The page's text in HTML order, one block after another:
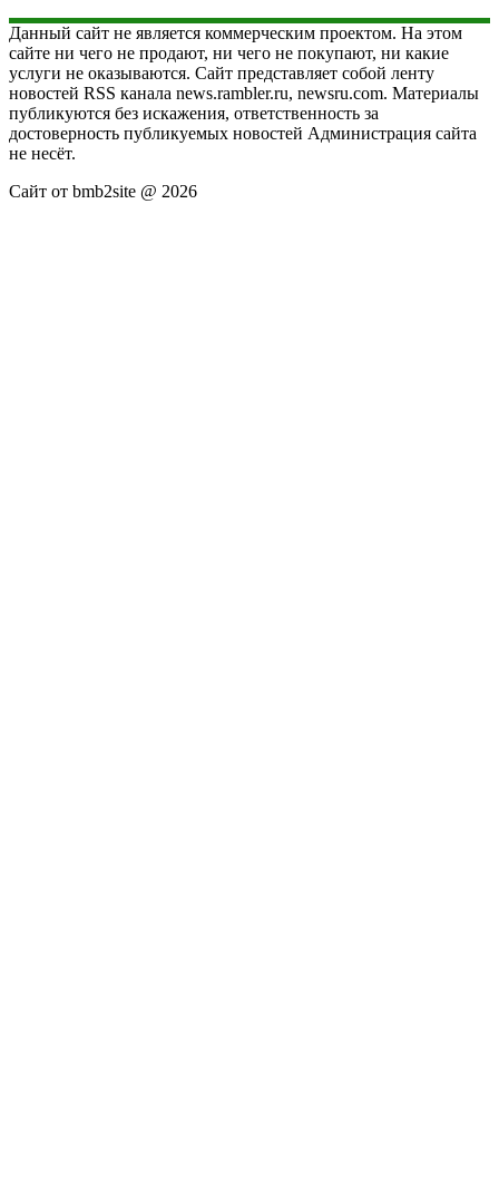
Данный сайт не является коммерческим проектом. На этом
сайте ни чего не продают, ни чего не покупают, ни какие
услуги не оказываются. Сайт представляет собой ленту
новостей RSS канала news.rambler.ru, newsru.com. Материалы
публикуются без искажения, ответственность за
достоверность публикуемых новостей Администрация сайта
не несёт.
Сайт от bmb2site @ 2026